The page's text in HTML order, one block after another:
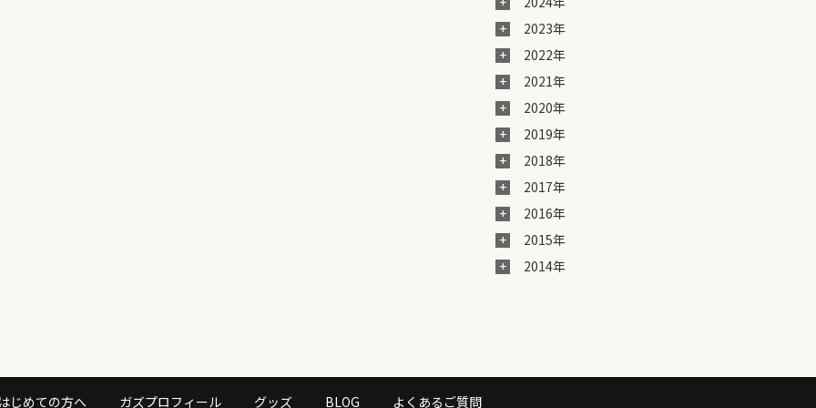
2023年
2022年
2021年
2020年
2019年
2018年
2017年
2016年
2015年
2014年
じめての方へ ガズプロフィール グッズ BLOG よくあるご質問